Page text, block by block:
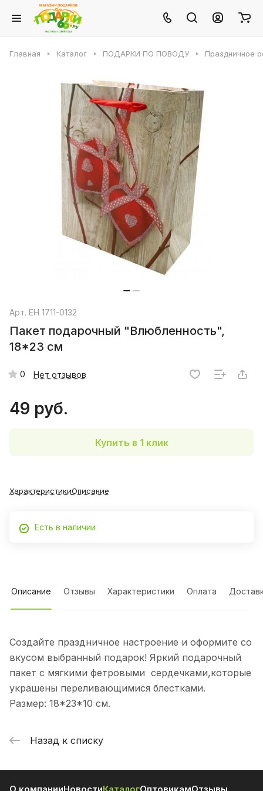
Главная Каталог ПОДАРКИ ПО ПОВОДУ Праздничное
Арт. EH 1711-0132
Пакет подарочный "Влюбленность",
18*23 см
0 Нет отзывов
49 руб.
Купить в 1 клик
ХарактеристикиОписание
Есть в наличии
Описание Отзывы Характеристики Оплата
Создайте праздничное настроение и оформите со
вкусом выбранный подарок! Яркий подарочный
пакет с мягкими фетровыми сердечками,которые
украшены переливающимися блестками.
Размер: 18*23*10 см.
Назад к списку
О компанииНовостиКаталогОптовикамОтзывы